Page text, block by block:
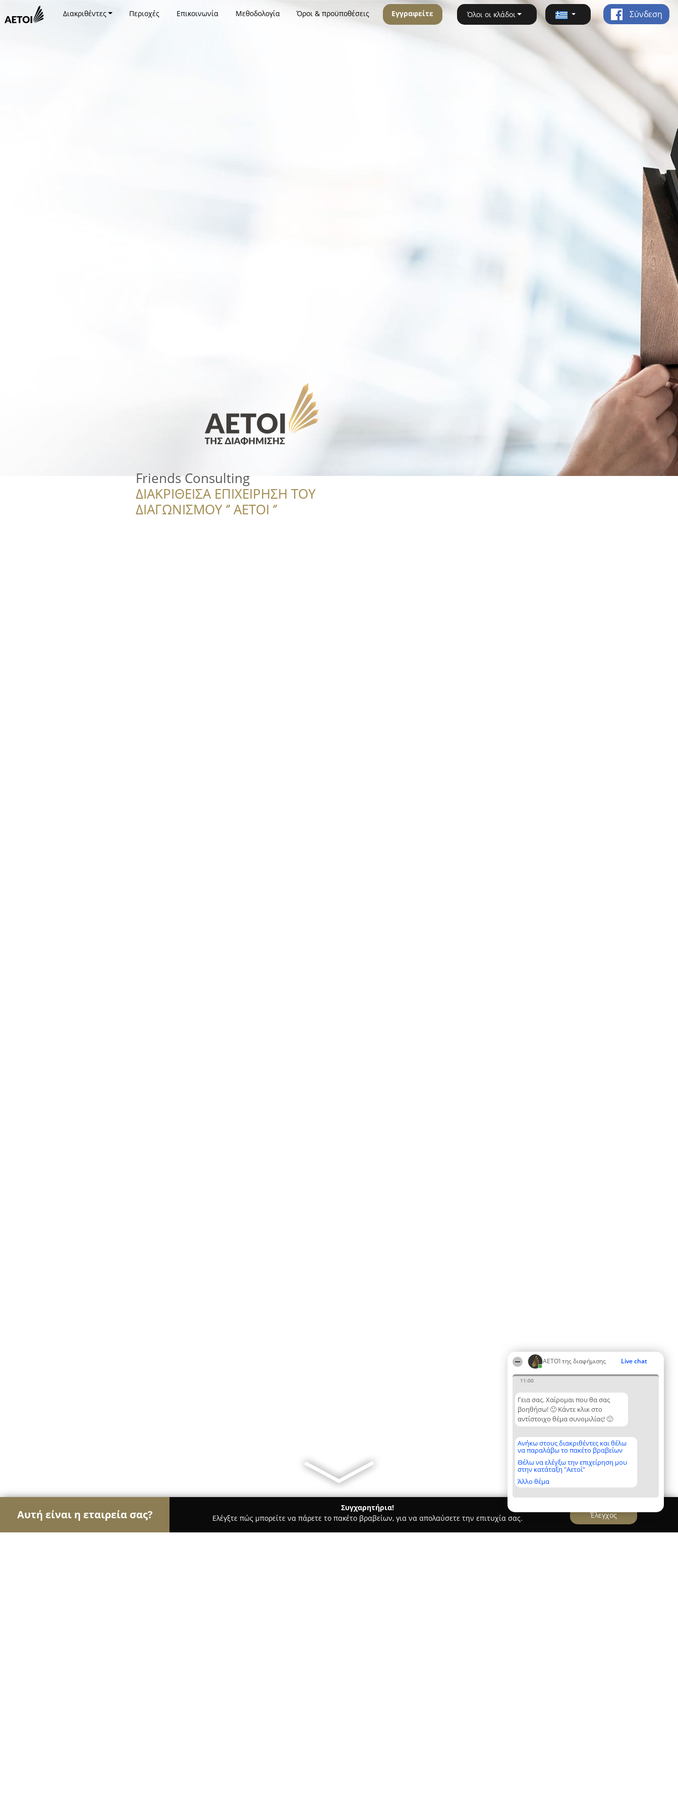
ΑΕΤΟΊ της διαφήμισης Live chat
11:00
Γεια σας. Χαίρομαι που θα σας
βοηθήσω! 🙂 Κάντε κλικ στο
αντίστοιχο θέμα συνομιλίας! 🙂
Ανήκω στους διακριθέντες και θέλω
να παραλάβω το πακέτο βραβείων
Θέλω να ελέγξω την επιχείρηση μου
στην κατάταξη "Αετοί"
Άλλο θέμα
Διακριθέντες Περιοχές Επικοινωνία Μεθοδολογία Όροι & προϋποθέσεις Εγγραφείτε Όλοι οι κλάδοι Σύνδεση
Friends Consulting
ΔΙΑΚΡΙΘΕΙΣΑ ΕΠΙΧΕΙΡΗΣΗ ΤΟΥ
ΔΙΑΓΩΝΙΣΜΟΥ ‘’ ΑΕΤΟΙ ‘’
Αυτή είναι η εταιρεία σας?
Συγχαρητήρια!
Ελέγξτε πώς μπορείτε να πάρετε το πακέτο βραβείων, για να απολαύσετε την επιτυχία σας.
Έλεγχος